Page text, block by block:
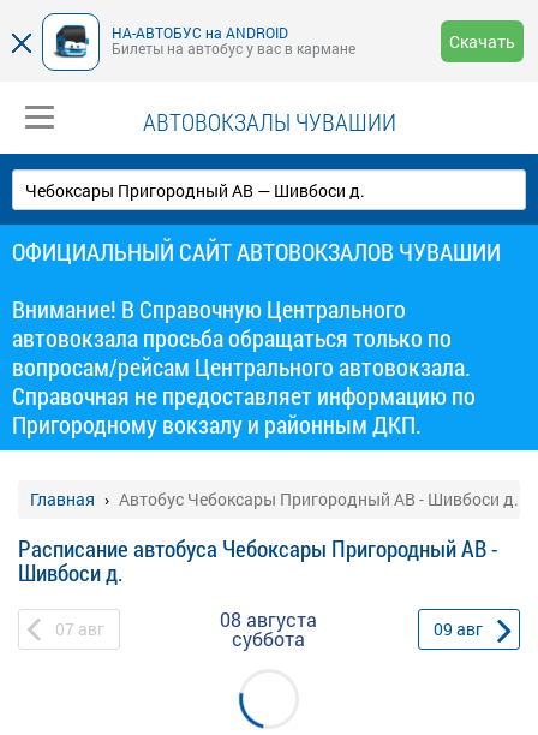
НА-АВТОБУС на ANDROID
Билеты на автобус у вас в кармане
Скачать
АВТОВОКЗАЛЫ ЧУВАШИИ
ОФИЦИАЛЬНЫЙ САЙТ АВТОВОКЗАЛОВ ЧУВАШИИ
Внимание! В Справочную Центрального
автовокзала просьба обращаться только по
вопросам/рейсам Центрального автовокзала.
Справочная не предоставляет информацию по
Пригородному вокзалу и районным ДКП.
Главная Автобус Чебоксары Пригородный АВ - Шивбоси д.
Расписание автобуса Чебоксары Пригородный АВ -
Шивбоси д.
07 авг 08 августа
суббота 09 авг